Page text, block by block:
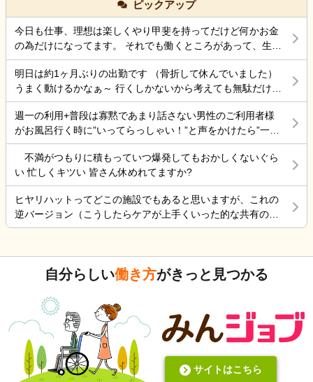
ら、差し支えない範囲で教えていただけると幸いで
す。 よろしくお願いいたします。
の腰の状態は、それなりに動けるようになったのです
が、頭が熱中症でボワッとする感じなので、怖くて 会
いにいけない状態です。 ケアーマネージャーさんその
状況を相談したら、絶対に 包括ケアーに入れた方がい
いと怒られました。 以前、入れていたのですが、興奮
するので、それを抑える薬を飲んだ表情が忘れられな
いので、入れていいのか 判断に迷っている状況です。
その煮え切らない自分にケアーマネージャーさんは怒
っている事は分かっています。 毎日、散歩と昼食は寿
司屋のランチ 風呂に入れ身体と頭を洗ってあげ、朝昼
晩食事を作り 夜中は、トイレに行く度に麦茶を飲んで
もらう毎日 約5年やって来ましたが限界を感じていると
ころです。 朝昼晩の食事中に加山雄三DVDを必ず観て
喜ぶ姿を 観るとどうしても決断出来ない自分がいま
す。 異常かな⁈
柵を入れても足を下ろして出れるスペースは十分にあ
者でそう習った事もあり、それが普通かと思うのです
が…今働いてる施設の拘束委員会でそう言われてるみ
ピックアップ
今日も仕事、理想は楽しくやり甲斐を持ってだけど何かお金
の為だけになってます。 それでも働くところがあって、生き
ていけているのでましなのでしょうね。 一番辛いのは、お金
がなく職探ししている時だったので今日も頑張ろうと思う。
それにしても古株は、好き勝手だから楽しそうです。私も古
株の時は、そんなに仕事行くのが辛くなく毎日そこそこ楽し
くやっていました。 転職は後悔はしていませんが、誰もが上
手くいかないのは確かですね。 そんなつぶやきです、では仕
明日は約1ヶ月ぶりの出勤です （骨折して休んでいました）
うまく動けるかなぁ～ 行くしかないから考えても無駄だけど
不安！
週一の利用+普段は寡黙であまり話さない男性のご利用者様
がお風呂行く時に”いってらっしゃい！”と声をかけたら”一緒
に行く？！？”と返してくれた。 そういう想像を上回るよう
なことがあるからこの仕事って楽しいんだよな。 まだ入って
4ヶ月弱しか経ってないけど。
不満がつもりに積もっていつ爆発してもおかしくないぐら
い 忙しくキツい 皆さん休めれてますか?
ヒヤリハットってどこの施設でもあると思いますが、これの
逆バージョン（こうしたらケアが上手くいった的な共有の書
式）ってないですよね。あったらいいケアを共有できると思
遂記録ばかりって、すごくネガティブだと個人的に思いま
す。また、介護の世界って「できて当たり前」的な思考が強
し。うつ病の人じゃないんだから、できないことばかり言っ
たらストレスたまりませんか。
自分らしい働き方がきっと見つかる
サイトはこちら